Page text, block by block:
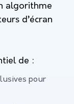
algorithme
d’écran
de :
pour